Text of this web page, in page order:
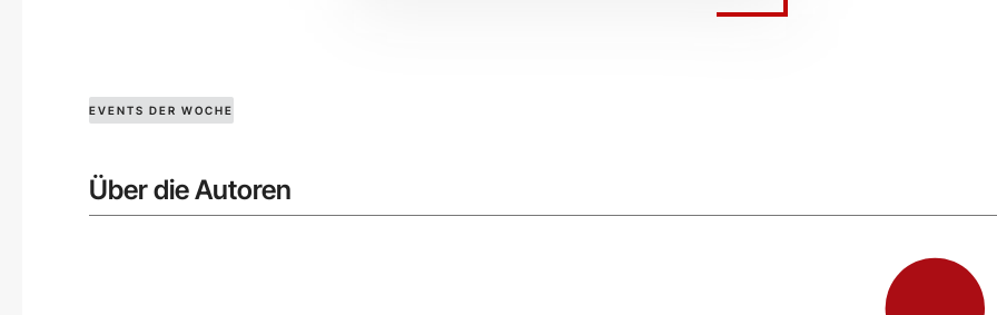
EVENTS DER WOCHE
Über die Autoren